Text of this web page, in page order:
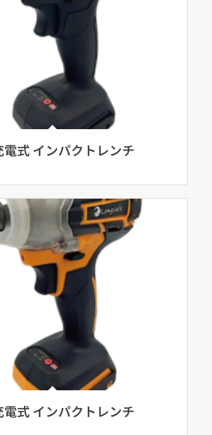
式 インパクトレンチ
式 インパクトレンチ